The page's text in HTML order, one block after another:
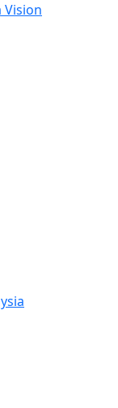
Vision